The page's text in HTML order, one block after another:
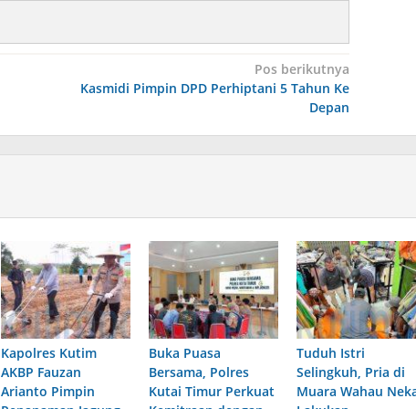
Pos berikutnya
Kasmidi Pimpin DPD Perhiptani 5 Tahun Ke
Depan
Kapolres Kutim
AKBP Fauzan
Arianto Pimpin
Buka Puasa
Bersama, Polres
Kutai Timur Perkuat
Tuduh Istri
Selingkuh, Pria di
Muara Wahau